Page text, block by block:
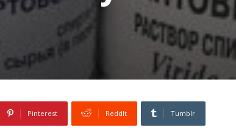
Pinterest ReddIt Tumblr